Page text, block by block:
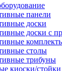
панели
доски
доски с
столы
трибуны
киоски/стойки